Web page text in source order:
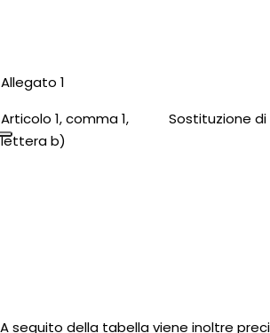
Allegato 1
Articolo 1, comma 1,
lettera b)
Sostituzione
A seguito della tabella viene inoltre